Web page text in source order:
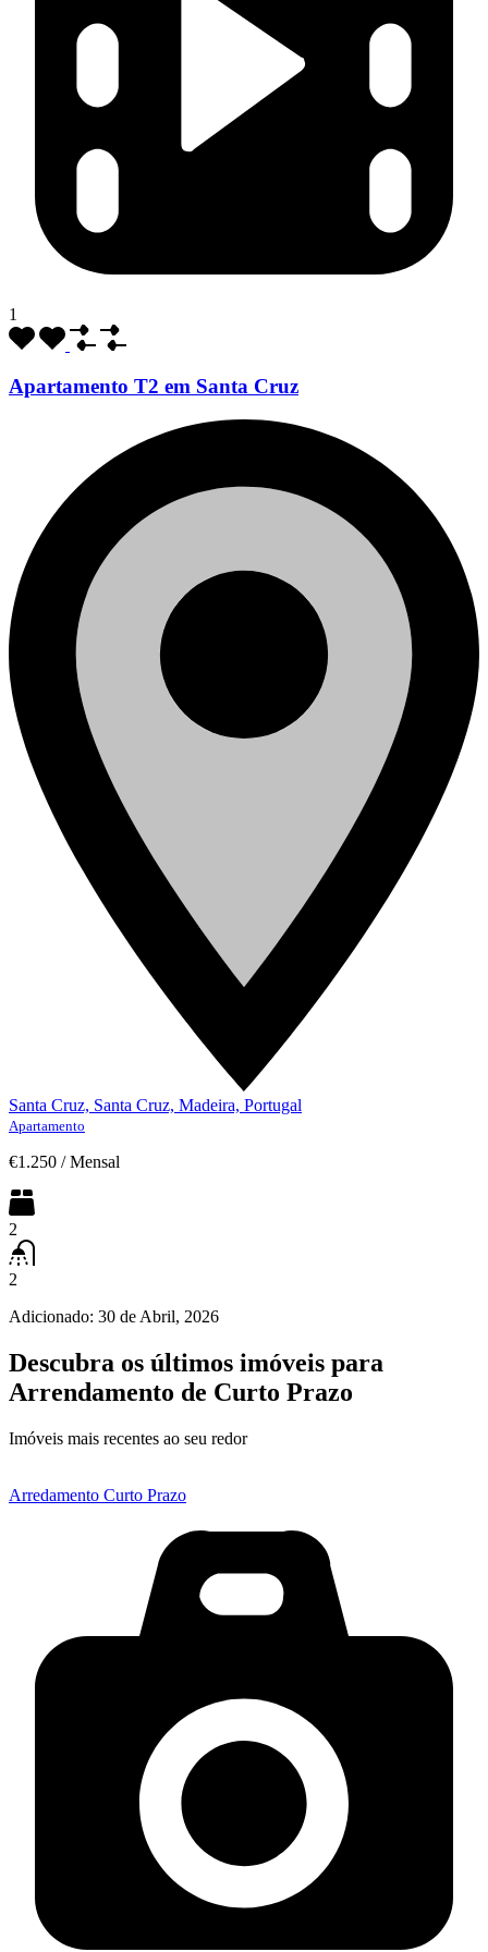
1
Apartamento T2 em Santa Cruz
Santa Cruz, Santa Cruz, Madeira, Portugal
Apartamento
€1.250 / Mensal
2
2
Adicionado: 30 de Abril, 2026
Descubra os últimos imóveis para
Arrendamento de Curto Prazo
Imóveis mais recentes ao seu redor
Arredamento Curto Prazo